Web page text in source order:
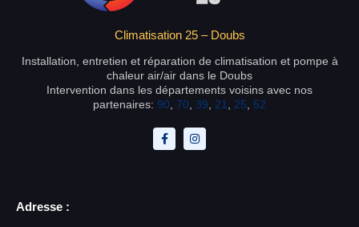
Climatisation 25 – Doubs
Installation, entretien et réparation de climatisation et pompe à
chaleur air/air dans le Doubs
Intervention dans les départements voisins avec nos
partenaires: 90 70 39 21 25 52
Adresse :